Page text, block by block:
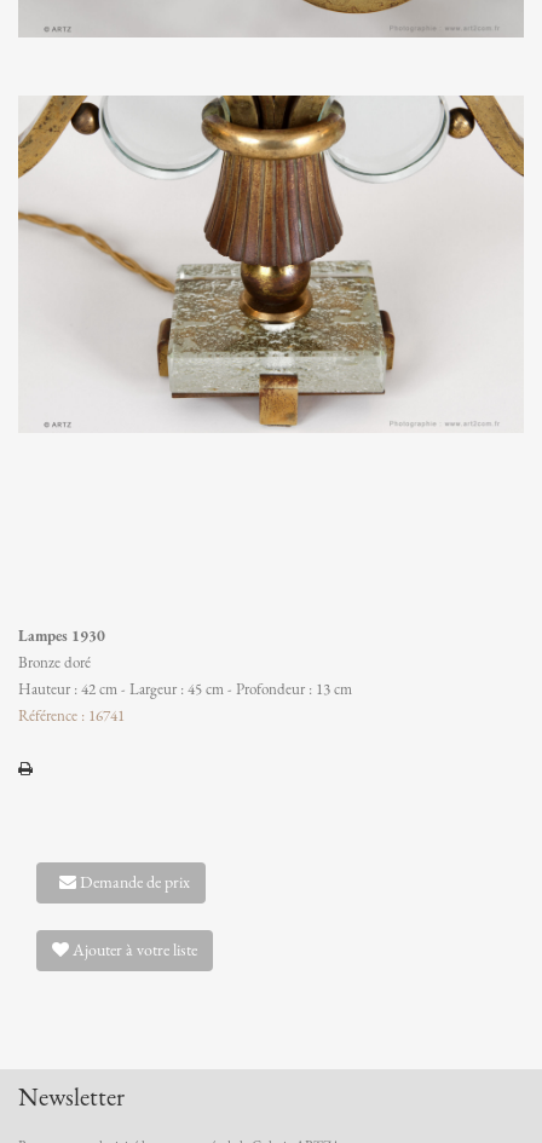
Lampes 1930
Bronze doré
Hauteur : 42 cm - Largeur : 45 cm - Profondeur : 13 cm
Référence : 16741
Demande de prix
Ajouter à votre liste
Newsletter